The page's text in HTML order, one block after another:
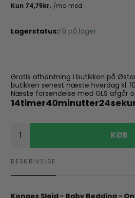
Lagerstatus:Få på lager
Gratis afhentning i butikken på
butikken senest næste hverdag kl.
Næste forsendelse med GLS afgår
14timer40minutter23
KØB
BESKRIVELSE
Konges Sløjd - Baby Bedding -